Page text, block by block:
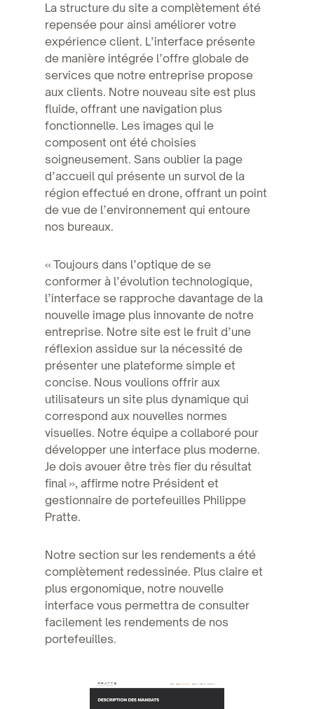
La structure du site a complètement été
repensée pour ainsi améliorer votre
expérience client. L’interface présente
de manière intégrée l’offre globale de
services que notre entreprise propose
aux clients. Notre nouveau site est plus
fluide, offrant une navigation plus
fonctionnelle. Les images qui le
composent ont été choisies
soigneusement. Sans oublier la page
d’accueil qui présente un survol de la
région effectué en drone, offrant un point
de vue de l’environnement qui entoure
nos bureaux.
« Toujours dans l’optique de se
conformer à l’évolution technologique,
l’interface se rapproche davantage de la
nouvelle image plus innovante de notre
entreprise. Notre site est le fruit d’une
réflexion assidue sur la nécessité de
présenter une plateforme simple et
concise. Nous voulions offrir aux
utilisateurs un site plus dynamique qui
correspond aux nouvelles normes
visuelles. Notre équipe a collaboré pour
développer une interface plus moderne.
Je dois avouer être très fier du résultat
final », affirme notre Président et
gestionnaire de portefeuilles Philippe
Pratte.
Notre section sur les rendements a été
complètement redessinée. Plus claire et
plus ergonomique, notre nouvelle
interface vous permettra de consulter
facilement les rendements de nos
portefeuilles.